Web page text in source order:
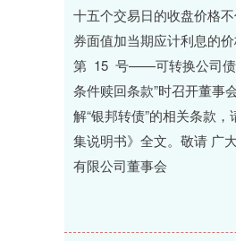
十五个交易日的收盘价格
券面值加当期应计利息的
第 15 号——可转换公司债
条件赎回条款”时召开董
解“银邦转债”的相关条款
集说明书》全文。
有限公司董事会